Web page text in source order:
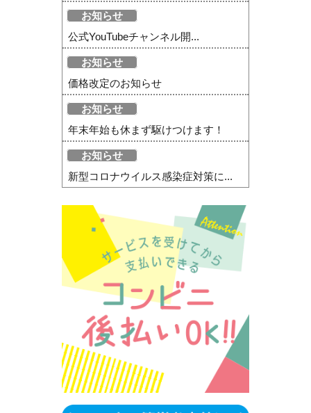
お知らせ
公式YouTubeチャンネル開...
お知らせ
価格改定のお知らせ
お知らせ
年末年始も休まず駆けつけます！
お知らせ
新型コロナウイルス感染症対策に...